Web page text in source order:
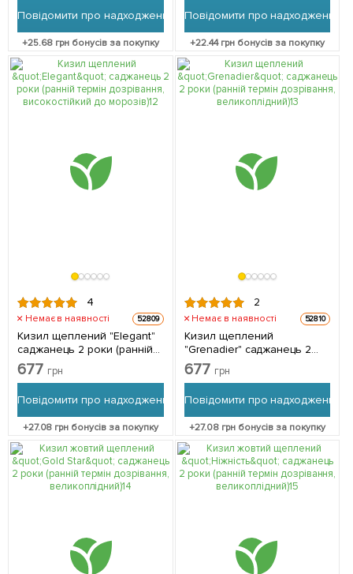
Повідомити про надходження
+25.68 грн бонусів за покупку
Повідомити про надходження
+22.44грн бонусів за покупку
4
Немає в наявності 52809
Кизил щеплений "Elegant"
саджанець 2 роки (ранній
термін дозрівання,
високостійкий до морозів) 1
677 грн
Повідомити про надходження
+27.08 грн бонусів за покупку
2
Немає в наявності 52810
Кизил щеплений
"Grenadier" саджанець 2
роки (ранній термін
дозрівання,
саджанець в упаковці
677 грн
Повідомити про надходження
+27.08 грн бонусів за покупку